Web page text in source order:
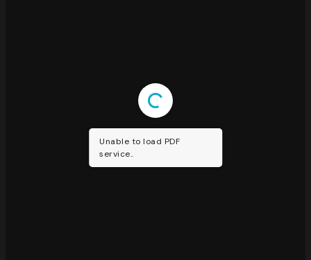
Unable to load PDF
service..